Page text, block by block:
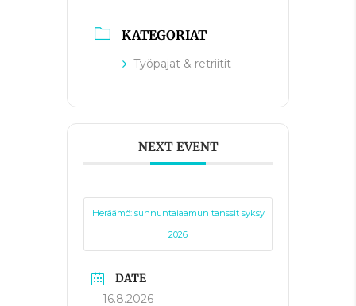
KATEGORIAT
Työpajat & retriitit
NEXT EVENT
Heräämö: sunnuntaiaamun tanssit syksy
2026
DATE
16.8.2026